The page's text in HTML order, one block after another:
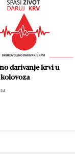
darivanje krvi u